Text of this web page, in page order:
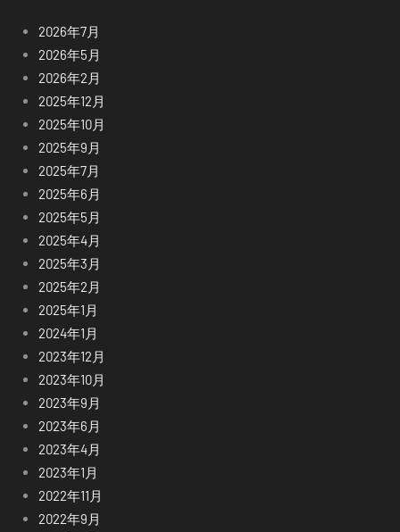
2026年7月
2026年5月
2026年2月
2025年12月
2025年10月
2025年9月
2025年7月
2025年6月
2025年5月
2025年4月
2025年3月
2025年2月
2025年1月
2024年1月
2023年12月
2023年10月
2023年9月
2023年6月
2023年4月
2023年1月
2022年11月
2022年9月